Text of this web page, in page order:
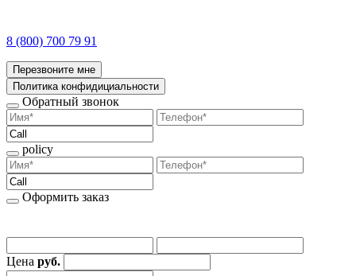
8 (800) 700 79 91
Перезвоните мне
Политика конфидициальности
Обратный звонок
policy
Оформить заказ
Цена руб.